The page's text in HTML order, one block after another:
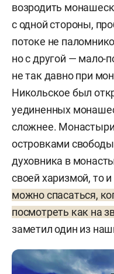
возродить
с одной стороны,
потоке не
но с другой — мало-
не так давно при
Никольское был
уединенных
сложнее.
островками свободы
духовника в
своей харизмой, то
можно спасаться,
посмотреть как на
заметил один из